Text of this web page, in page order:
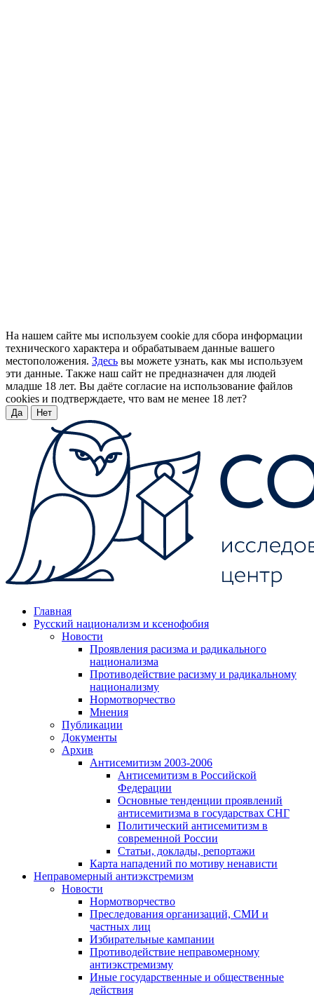
На нашем сайте мы используем cookie для сбора информации
технического характера и обрабатываем данные вашего
местоположения. Здесь вы можете узнать, как мы используем
эти данные. Также наш сайт не предназначен для людей
младше 18 лет. Вы даёте согласие на использование файлов
cookies и подтверждаете, что вам не менее 18 лет?
Да Нет
Главная
Русский национализм и ксенофобия
Новости
Проявления расизма и радикального
национализма
Противодействие расизму и радикальному
национализму
Нормотворчество
Мнения
Публикации
Документы
Архив
Антисемитизм 2003-2006
Антисемитизм в Российской
Федерации
Основные тенденции проявлений
антисемитизма в государствах СНГ
Политический антисемитизм в
современной России
Статьи, доклады, репортажи
Карта нападений по мотиву ненависти
Неправомерный антиэкстремизм
Новости
Нормотворчество
Преследования организаций, СМИ и
частных лиц
Избирательные кампании
Противодействие неправомерному
антиэкстремизму
Иные государственные и общественные
действия